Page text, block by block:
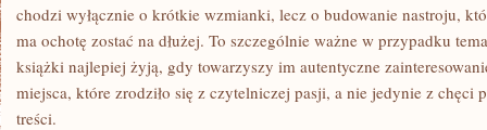
chodzi wyłącznie o krótkie wzmianki, lecz o budowanie nastroju,
ma ochotę zostać na dłużej. To szczególnie ważne w przypadku
książki najlepiej żyją, gdy towarzyszy im autentyczne
miejsca, które zrodziło się z czytelniczej pasji, a nie jedynie z chęci
treści.